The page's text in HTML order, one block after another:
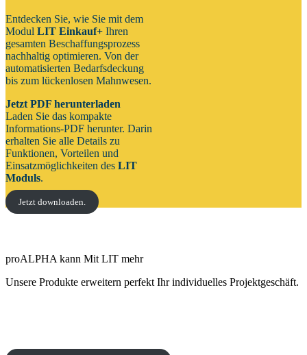
Entdecken Sie, wie Sie mit dem
Modul LIT Einkauf+ Ihren
gesamten Beschaffungsprozess
nachhaltig optimieren. Von der
automatisierten Bedarfsdeckung
bis zum lückenlosen Mahnwesen.
Jetzt PDF herunterladen
Laden Sie das kompakte
Informations-PDF herunter. Darin
erhalten Sie alle Details zu
Funktionen, Vorteilen und
Einsatzmöglichkeiten des LIT
Moduls.
Jetzt downloaden.
proALPHA kann Mit LIT mehr
Unsere Produkte erweitern perfekt Ihr individuelles Projektgeschäft.